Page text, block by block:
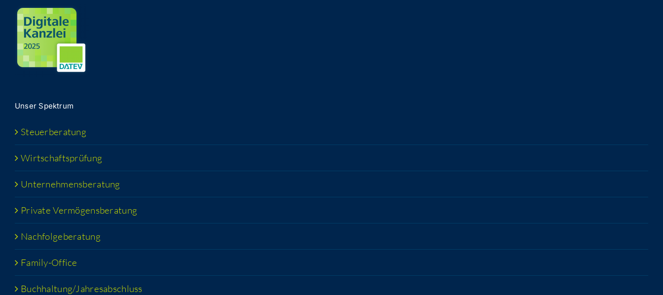
Unser Spek­trum
Steu­er­be­ra­tung
Wirt­schafts­prü­fung
Unter­neh­mens­be­ra­tung
Pri­va­te Vermögensberatung
Nach­fol­ge­be­ra­tung
Fami­­ly-Office
Buchhaltung/​​Jahresabschluss